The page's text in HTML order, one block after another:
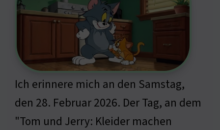
Ich erinnere mich an den Samstag,
den 28. Februar 2026. Der Tag, an dem
"Tom und Jerry: Kleider machen